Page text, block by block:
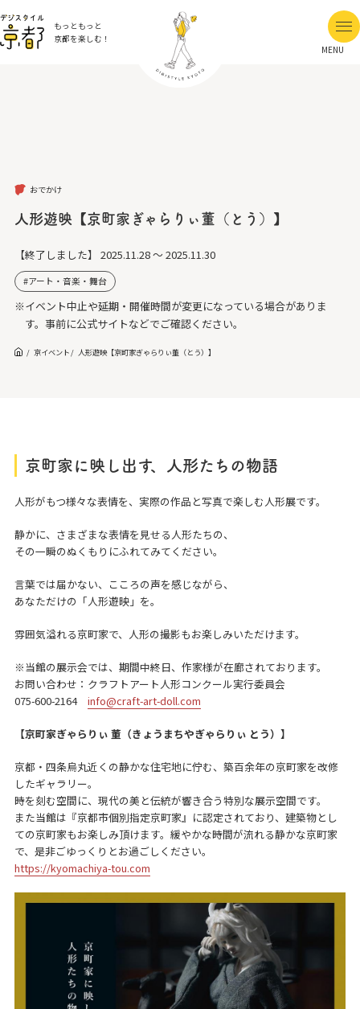
もっともっと
京都を楽しむ！
MENU
おでかけ
人形遊映【京町家ぎゃらりぃ董（とう）】
【終了しました】 2025.11.28 ～ 2025.11.30
アート・音楽・舞台
※イベント中止や延期・開催時間が変更になっている場合がありま
す。事前に公式サイトなどでご確認ください。
京イベント 人形遊映【京町家ぎゃらりぃ董（とう）】
京町家に映し出す、人形たちの物語
人形がもつ様々な表情を、実際の作品と写真で楽しむ人形展です。
静かに、さまざまな表情を見せる人形たちの、
その一瞬のぬくもりにふれてみてください。
言葉では届かない、こころの声を感じながら、
あなただけの「人形遊映」を。
雰囲気溢れる京町家で、人形の撮影もお楽しみいただけます。
※当館の展示会では、期間中終日、作家様が在廊されております。
お問い合わせ：クラフトアート人形コンクール実行委員会
075-600-2164 info@craft-art-doll.com
【京町家ぎゃらりぃ 董（きょうまちやぎゃらりぃ とう）】
京都・四条烏丸近くの静かな住宅地に佇む、築百余年の京町家を改修
したギャラリー。
時を刻む空間に、現代の美と伝統が響き合う特別な展示空間です。
また当館は『京都市個別指定京町家』に認定されており、建築物とし
ての京町家もお楽しみ頂けます。緩やかな時間が流れる静かな京町家
で、是非ごゆっくりとお過ごしください。
https://kyomachiya-tou.com